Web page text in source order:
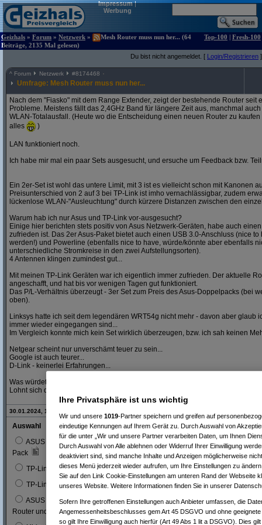
Impressum|
Werbung
Geizhals » Forum » Netzwerk »
Mesh Router muss nun her... (64
Beiträge, 2135 Mal gelesen)
Top-100 | Fresh-100
Du bist nicht angemeldet. [ Login/Registrieren ]
^ Forum Netzwerk #8174468
Umfrage: Mesh Router muss nun her...
Nach dem "Fiasko" mit dem Range Extender, zeigt der bestehende Router seit
Probleme. Meistens fällt das 2,4GHz Band für längere Zeit aus, manchmal
WLAN-Totalausfall. (Heute wo die Entscheidung einen neuen Router zu
alles
)
LAN funktioniert noch.
Ich habe mir mal ein paar Sets ausgesucht, und ersuche um Feedback bzw.
Ein 2er-Set ist wohl das untere Limit, mit 3 ist es vielleicht schon mit Kanonen
Preisunterschied von 2 auf 3 bei TP-Link ist imho vernachlässigbar, zudem
lückenlose WLAN-"Ausleuchtung" durch kürzere Distanzen zwischen den
Warum hab ich nur Asus und TP-Link vor-ausgesucht?
Einige hier berichten stets positiv von Asus Netzwerk-Geräten, habe auch
zufrieden ist. Das 2er Asus-Paket bietet auch einen USB 3.0-Anschluss (nice
werden!) und Powerline (ebenfalls nice to have, würde/könnte aber ebenfalls
unterschiedliche Stromkreise in den zwei Aufstellungsorten).
4 Antennen klingen zumindest gut...
Mit meinen TP-Link Geräten war ich eigentlich immer zufrieden. Der aktuelle
angeschafft, und hat bis vor wenigen Tagen gut funktioniert.
Das P/L-Verhältnis überzeugt - 3er Set zum Preis des Asus-Doppelpacks (bei
oben).
Linksys hatte ich seit dem legendären WRT54g nicht mehr - davon aber glaub
immer wieder eingegangen sind...
Im Vergleich konnte mich kein Set wirklich überzeugen, bzw. ich sah keinen
Netgear scheint nur unverschämt teuer zu sein...
Google ist auch teurer...
D-Link - keinerlei Erfahrungen...
Was würdet ihr nehmen?
Lohnt sich der Aufpreis zwischen den beiden TP-Link Modellen?
30.01.2024, 12:54 Uhr - Editiert von
Auswahl
Abgegebene
ASUS ZenWiFi Hybrid XP4, AX1800, weiß, 2er-
Pack
1 7 %
TP-Link Deco S4, 3er-Pack (Deco-S4-3-Pack) 0
TP-Link Deco X20, AX1800, 3er-Pack 2 14
ASUS ZenWiFi AX Mini XD4 Plus, AX1800, weiß,
Router und Satellit Set, 3er-Bundle
1 7 %
Ihre Privatsphäre ist uns wichtig
Wir und unsere 1019-Partner speichern und greifen auf
eindeutige Kennungen auf Ihrem Gerät zu. Durch Auswahl von
für die unter „Wir und unsere Partner verarbeiten Daten, um Ihnen
Durch Auswahl von Alle ablehnen oder Widerruf Ihrer Einwilligung
deaktiviert sind, sind manche Inhalte und Anzeigen möglicherweise
dieses Menü jederzeit wieder aufrufen, um Ihre Einstellungen zu
Sie auf den Link Cookie-Einstellungen am unteren Rand der Webseite
unseres Website. Weitere Informationen finden Sie in unserer
Sofern Ihre getroffenen Einstellungen auch Anbieter umfassen, die
Angemessenheitsbeschlusses gem Art 45 DSGVO und ohne
so gilt Ihre Einwilligung auch hierfür (Art 49 Abs 1 lit a DSGVO). Dies